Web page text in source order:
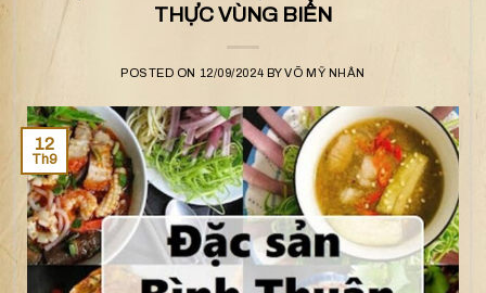
THỰC VÙNG BIỂN
POSTED ON 12/09/2024 BYVÕ MỸ NHÂN
12
Th9